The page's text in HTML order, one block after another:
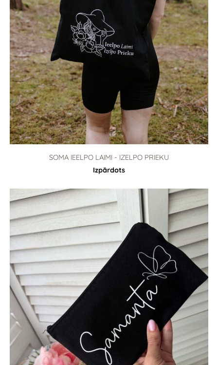
SOMA IEELPO LAIMI - IZELPO PRIEKU
Izpārdots